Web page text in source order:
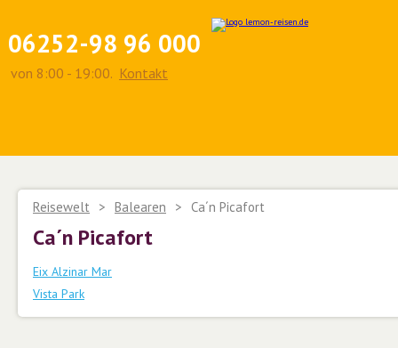
06252-98 96 000
von 8:00 - 19:00. Kontakt
Reisewelt > Balearen > Ca´n Picafort
Ca´n Picafort
Eix Alzinar Mar
Vista Park